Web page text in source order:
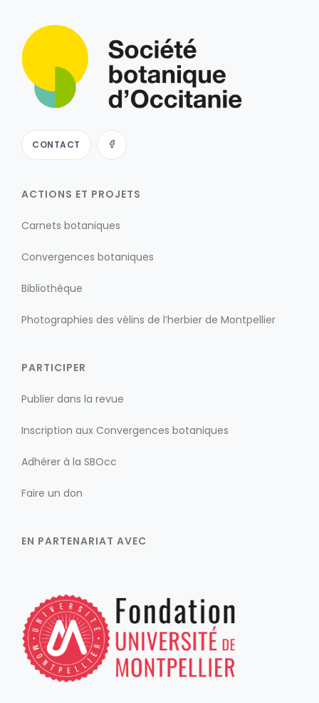
CONTACT
ACTIONS ET PROJETS
Carnets botaniques
Convergences botaniques
Bibliothèque
Photographies des vélins de l’herbier de Montpellier
PARTICIPER
Publier dans la revue
Inscription aux Convergences botaniques
Adhérer à la SBOcc
Faire un don
EN PARTENARIAT AVEC